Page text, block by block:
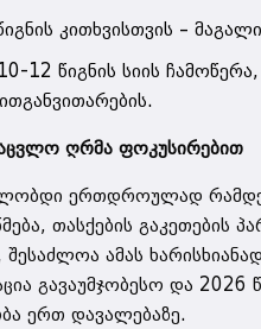
კითხვისთვის –
12 წიგნის სიის
ღრმა ფოკუსირებით
ერთდროულად
თასქების
შესაძლოა ამას
გავაუმჯობესო და
ერთ დავალებაზე.